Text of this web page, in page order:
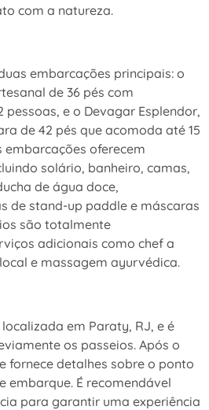
com a natureza.
embarcações principais: o
de 36 pés com
e o Devagar Esplendor,
de 42 pés que acomoda até 15
embarcações oferecem
solário, banheiro, camas,
de água doce,
de stand-up paddle e máscaras
são totalmente
adicionais como chef a
e massagem ayurvédica.
em Paraty, RJ, e é
os passeios. Após o
fornece detalhes sobre o ponto
embarque. É recomendável
para garantir uma experiência